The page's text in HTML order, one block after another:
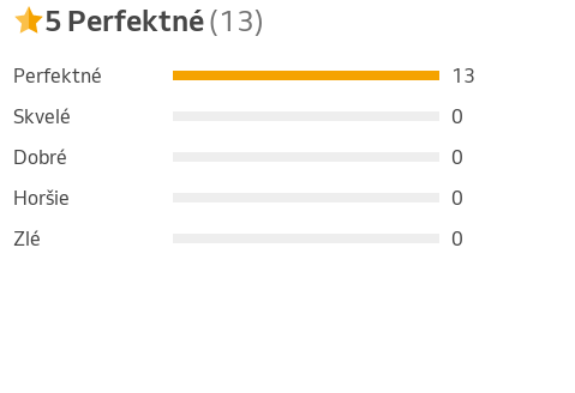
5 Perfektné(13)
Perfektné
13
Skvelé
0
Dobré
0
Horšie
0
Zlé
0